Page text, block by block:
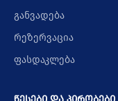
განვადება
რეზერვაცია
ფასდაკლება